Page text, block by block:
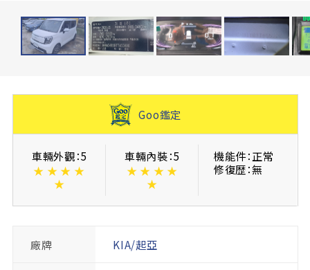
Goo鑑定
車輛外觀：5
★ ★ ★ ★
★
車輛內裝：5
★ ★ ★ ★
★
機能件：正常
修復歴：無
廠牌 KIA/起亞